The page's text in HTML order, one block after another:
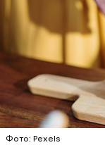
Фото: Pexels
Первый
отличается от
содержит
ПРАЗДНИКИ